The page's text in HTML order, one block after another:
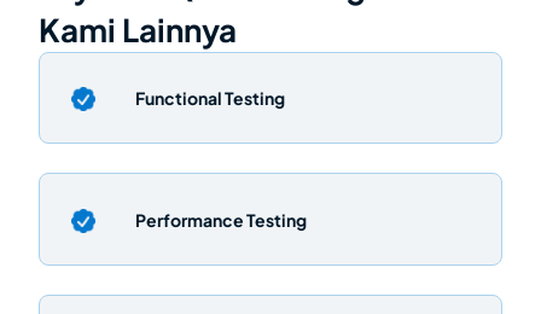
Kami Lainnya
Functional Testing
Performance Testing